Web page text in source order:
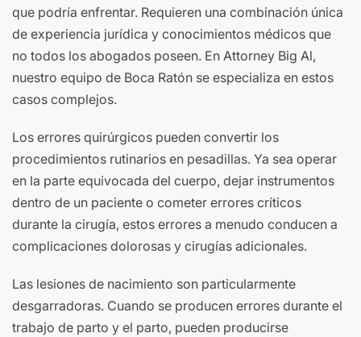
que podría enfrentar. Requieren una combinación única
de experiencia jurídica y conocimientos médicos que
no todos los abogados poseen. En Attorney Big Al,
nuestro equipo de Boca Ratón se especializa en estos
casos complejos.
Los errores quirúrgicos pueden convertir los
procedimientos rutinarios en pesadillas. Ya sea operar
en la parte equivocada del cuerpo, dejar instrumentos
dentro de un paciente o cometer errores críticos
durante la cirugía, estos errores a menudo conducen a
complicaciones dolorosas y cirugías adicionales.
Las lesiones de nacimiento son particularmente
desgarradoras. Cuando se producen errores durante el
trabajo de parto y el parto, pueden producirse